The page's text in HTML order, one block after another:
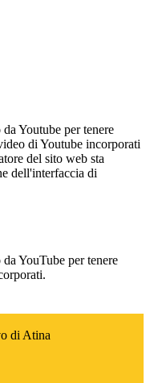
Youtube per tenere
di Youtube incorporati
del sito web sta
dell'interfaccia di
YouTube per tenere
di Atina